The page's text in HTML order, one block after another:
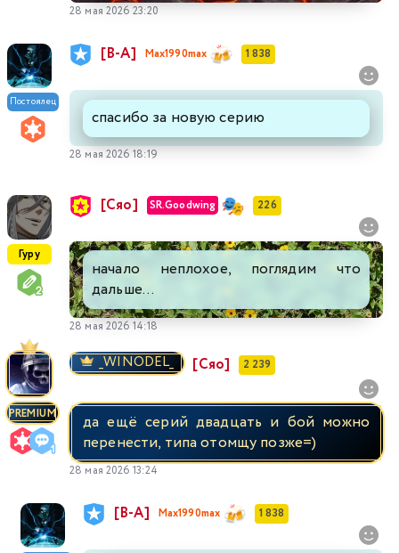
28 мая 2026 23:20
Постоялец
[В-А] Max1990max 1 838
спасибо за новую серию
28 мая 2026 18:19
Гуру
[Сяо] SR.Goodwing 226
начало неплохое, поглядим что
дальше...
28 мая 2026 14:18
PREMIUM
_WINODEL_ [Сяо] 2 239
да ещё серий двадцать и бой можно
перенести, типа отомщу позже=)
28 мая 2026 13:24
[В-А] Max1990max 1 838